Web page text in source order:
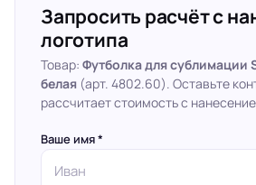
Запросить расчёт с
логотипа
Товар: Футболка для сублимации
белая (арт. 4802.60). Оставьте
рассчитает стоимость с
Ваше имя *